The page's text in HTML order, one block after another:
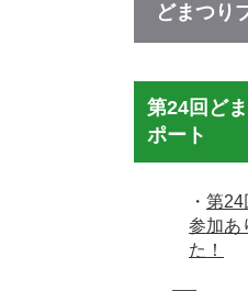
どまつり
第24回ど
ポート
・ 第
参加あ
た！